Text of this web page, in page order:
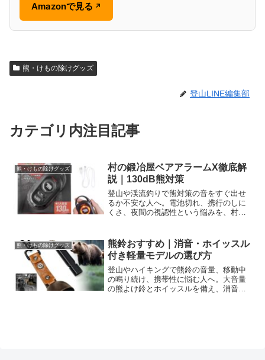
Amazonで見る ↗
熊・けもの除けグッズ
登山LINE編集部
カテゴリ内注目記事
熊・けもの除けグッズ
村の鍛冶屋ベアアラームX徹底解
説｜130dB熊対策
登山や渓流釣りで熊対策の音をすぐ出せ
るか不安な人へ。電池切れ、携行のしに
くさ、夜間の視認性という悩みを、村の
LEDライトでどう補えるか解説。キャン
プ・農作業・山菜採りにも、仕様と使い
方を確認して選びましょう。
熊・けもの除けグッズ
熊鈴おすすめ｜消音・ホイッスル
付き軽量モデルの選び方
登山やハイキングで熊鈴の音量、移動中
の鳴り続け、携帯性に悩む人へ。大音量
の熊よけ鈴とホイッスルを備え、消音機